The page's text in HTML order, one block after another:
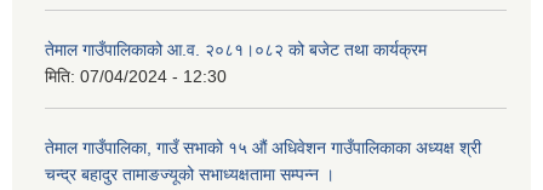
तेमाल गाउँपालिकाको आ.व. २०८१।०८२ को बजेट तथा कार्यक्रम
मिति: 07/04/2024 - 12:30
तेमाल गाउँपालिका, गाउँ सभाको १५ औं अधिवेशन गाउँपालिकाका अध्यक्ष श्री
चन्द्र बहादुर तामाङज्यूको सभाध्यक्षतामा सम्पन्न ।